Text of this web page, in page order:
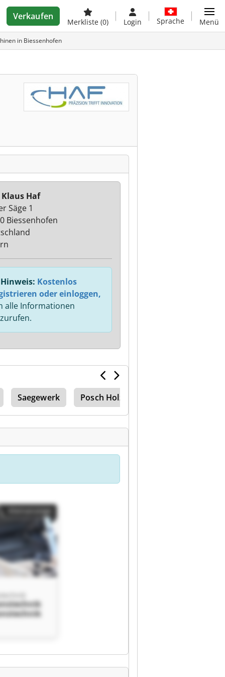
Verkaufen
Merkliste (0) Login Sprache Menü
in Biessenhofen
Haf
Säge 1
Biessenhofen
Kostenlos
oder einloggen,
alle Informationen
Saegewerk Posch Holzspalter